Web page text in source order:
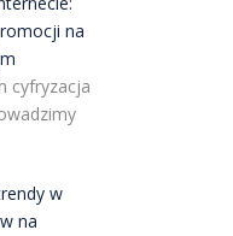
na
cyfryzacja
w
na